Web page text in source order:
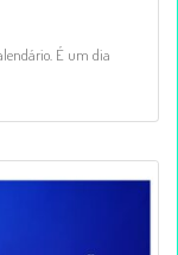
É um dia